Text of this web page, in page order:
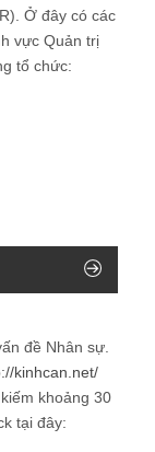
Ở đây có các
vực Quản trị
tổ chức:
đề Nhân sự
kinhcan.net/
khoảng 30
tại đây: